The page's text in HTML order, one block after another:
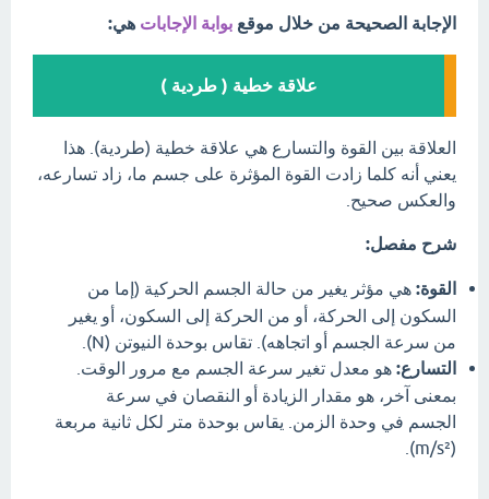
الإجابة الصحيحة من خلال موقع بوابة الإجابات هي:
علاقة خطية ( طردية )
العلاقة بين القوة والتسارع هي علاقة خطية (طردية). هذا
يعني أنه كلما زادت القوة المؤثرة على جسم ما، زاد تسارعه،
والعكس صحيح.
شرح مفصل:
القوة: هي مؤثر يغير من حالة الجسم الحركية (إما من
السكون إلى الحركة، أو من الحركة إلى السكون، أو يغير
من سرعة الجسم أو اتجاهه). تقاس بوحدة النيوتن (N).
التسارع: هو معدل تغير سرعة الجسم مع مرور الوقت.
بمعنى آخر، هو مقدار الزيادة أو النقصان في سرعة
الجسم في وحدة الزمن. يقاس بوحدة متر لكل ثانية مربعة
(m/s²).